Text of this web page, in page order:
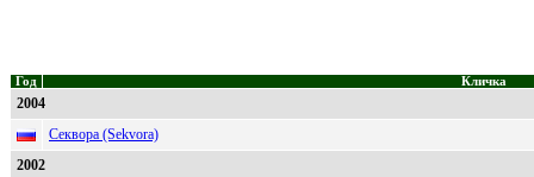
Год Кличка
2004
Секвора (Sekvora)
2002